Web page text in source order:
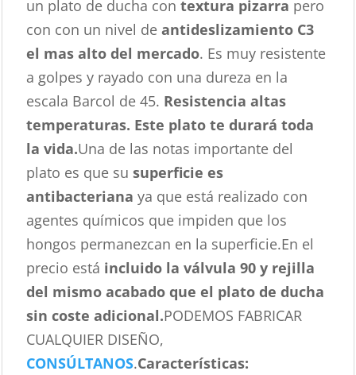
un plato de ducha con textura pizarra pero
con con un nivel deantideslizamiento C3
el mas alto del mercado. Es muy resistente
a golpes y rayado con una dureza en la
escala Barcol de 45. Resistencia altas
temperaturas. Este plato te durará toda
la vida.Una de las notas importante del
plato es que susuperficie es
antibacterianaya que está realizado con
agentes químicos que impiden que los
hongos permanezcan en la superficie.En el
precio está incluido la válvula 90 y rejilla
del mismo acabado que el plato de ducha
sin coste adicional.PODEMOS FABRICAR
CUALQUIER DISEÑO,
CONSÚLTANOS.Características: